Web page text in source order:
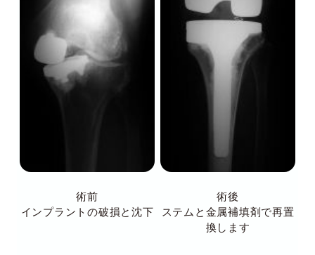
術前
インプラントの破損と沈下
術後
ステムと金属補填剤で再置
換します